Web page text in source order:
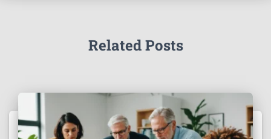
Related Posts